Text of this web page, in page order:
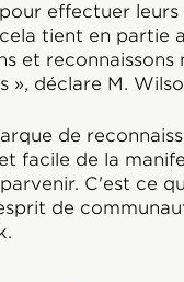
effectuer
tient en partie
et reconnaissons
», déclare M.
de
facile de la
C'est ce
de